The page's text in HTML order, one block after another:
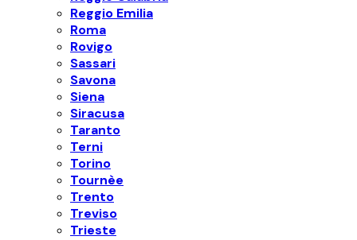
Reggio Emilia
Roma
Rovigo
Sassari
Savona
Siena
Siracusa
Taranto
Terni
Torino
Tournèe
Trento
Treviso
Trieste